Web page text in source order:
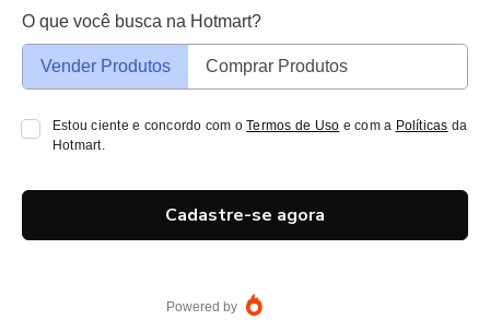
O que você busca na Hotmart?
Vender Produtos Comprar Produtos
Estou ciente e concordo com oTermos de Uso e com a Políticas da
Hotmart.
Cadastre-se agora
Powered by